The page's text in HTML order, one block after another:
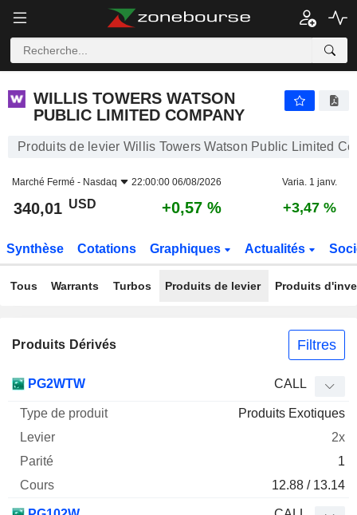
WILLIS TOWERS WATSON
PUBLIC LIMITED COMPANY
Produits de levier Willis Towers Watson Public Limited
Marché Fermé - Nasdaq 22:00:00 06/08/2026 Varia. 1 janv.
340,01 USD +0,57 % +3,47 %
Synthèse Cotations Graphiques Actualités
Tous Warrants Turbos Produits de levier Produits
Produits Dérivés Filtres
Mnemo Type produit
Cours
PG2WTW CALL
Produits Exotiques
2x
1
12.88 / 13.14